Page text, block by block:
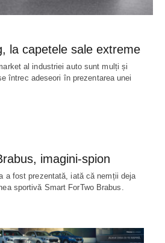
la capetele sale extreme
al industriei auto sunt mulți și
întrec adeseori în prezentarea unei
imagini-spion
a fost prezentată, iată că nemții deja
sportivă Smart ForTwo Brabus.